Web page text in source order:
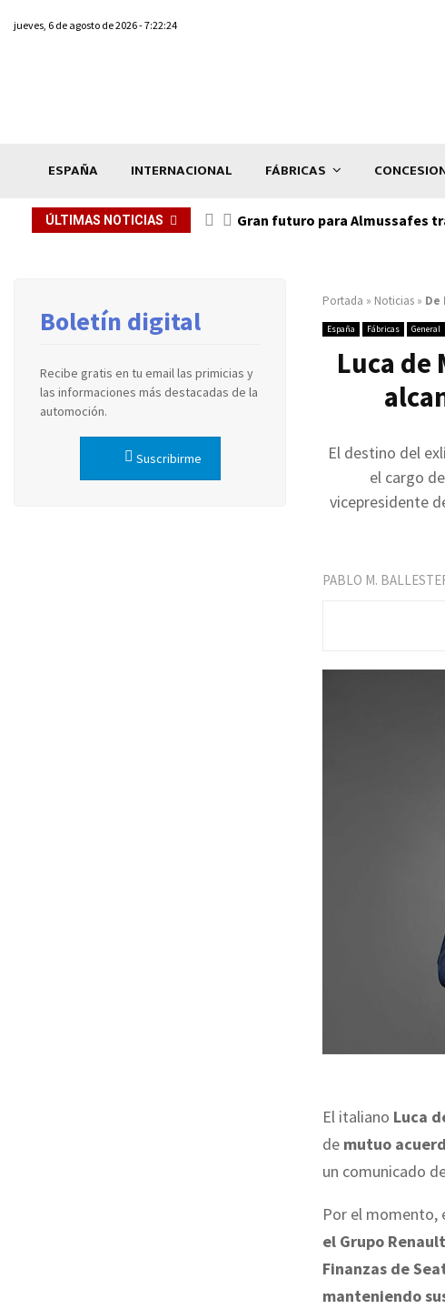
jueves, 6 de agosto de 2026 - 7:22:24
ESPAÑA INTERNACIONAL FÁBRICAS
ÚLTIMAS NOTICIAS Gran futuro para Almussafes
Portada » Noticias » De
España Fábricas General
Luca de
El destino del
el cargo
vicepresidente
PABLO M.
El italiano Luca
de mutuo
un comunicado
Por el momento,
el Grupo Renault
Finanzas de
manteniendo
Boletín digital
Recibe gratis en tu email las primicias y
las informaciones más destacadas de la
automoción.
Suscribirme